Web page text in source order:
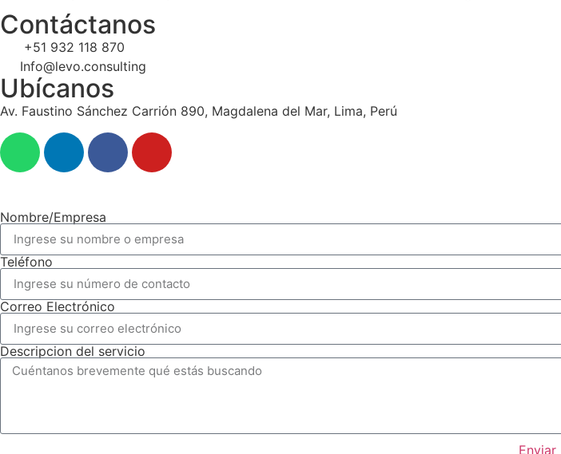
Contáctanos
+51 932 118 870
Info@levo.consulting
Ubícanos
Av. Faustino Sánchez Carrión 890, Magdalena del Mar, Lima, Perú
Nombre/Empresa
Teléfono
Correo Electrónico
Descripcion del servicio
Enviar